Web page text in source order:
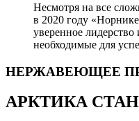
Несмотря на все
в 2020 году
уверенное лидерство
необходимые для
НЕРЖАВЕЮЩЕЕ
АРКТИКА